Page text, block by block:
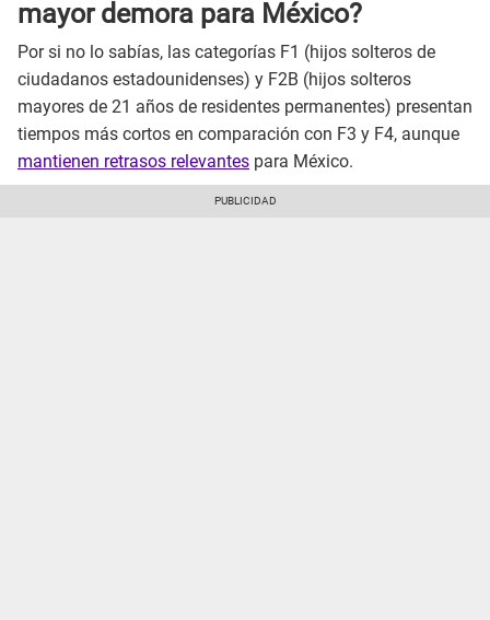
mayor demora para México?
Por si no lo sabías, las categorías F1 (hijos solteros de
ciudadanos estadounidenses) y F2B (hijos solteros
mayores de 21 años de residentes permanentes) presentan
tiempos más cortos en comparación con F3 y F4, aunque
mantienen retrasos relevantes para México.